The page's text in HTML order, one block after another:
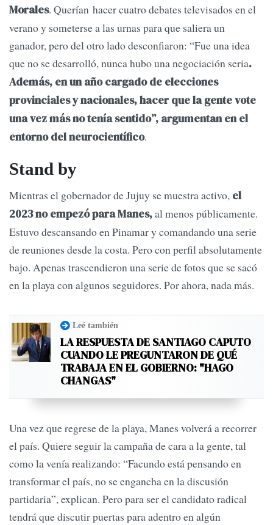
Morales. Querían hacer cuatro debates televisados en el
verano y someterse a las urnas para que saliera un
ganador, pero del otro lado desconfiaron: “Fue una idea
que no se desarrolló, nunca hubo una negociación seria.
Además, en un año cargado de elecciones
provinciales y nacionales, hacer que la gente vote
una vez más no tenía sentido”, argumentan en el
entorno del neurocientífico.
Stand by
Mientras el gobernador de Jujuy se muestra activo, el
2023 no empezó para Manes,al menos públicamente.
Estuvo descansando en Pinamar y comandando una serie
de reuniones desde la costa. Pero con perfil absolutamente
bajo. Apenas trascendieron una serie de fotos que se sacó
en la playa con algunos seguidores. Por ahora, nada más.
Leé también
LA RESPUESTA DE SANTIAGO CAPUTO
CUANDO LE PREGUNTARON DE QUÉ
TRABAJA EN EL GOBIERNO: "HAGO
CHANGAS"
Una vez que regrese de la playa, Manes volverá a recorrer
el país. Quiere seguir la campaña de cara a la gente, tal
como la venía realizando: “Facundo está pensando en
transformar el país, no se engancha en la discusión
partidaria”, explican. Pero para ser el candidato radical
tendrá que discutir puertas para adentro en algún